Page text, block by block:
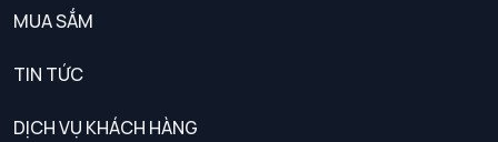
MUA SẮM
TIN TỨC
DỊCH VỤ KHÁCH HÀNG